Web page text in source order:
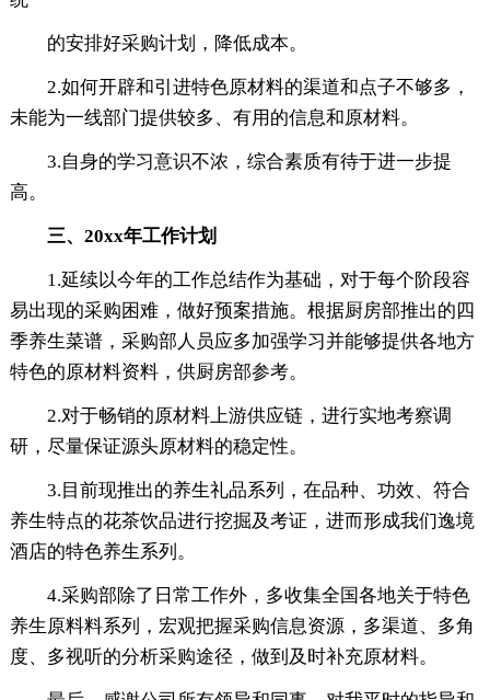
的安排好采购计划，降低成本。
2.如何开辟和引进特色原材料的渠道和点子不够多，
未能为一线部门提供较多、有用的信息和原材料。
3.自身的学习意识不浓，综合素质有待于进一步提
高。
三、20xx年工作计划
1.延续以今年的工作总结作为基础，对于每个阶段容
易出现的采购困难，做好预案措施。根据厨房部推出的四
季养生菜谱，采购部人员应多加强学习并能够提供各地方
特色的原材料资料，供厨房部参考。
2.对于畅销的原材料上游供应链，进行实地考察调
研，尽量保证源头原材料的稳定性。
3.目前现推出的养生礼品系列，在品种、功效、符合
养生特点的花茶饮品进行挖掘及考证，进而形成我们逸境
酒店的特色养生系列。
4.采购部除了日常工作外，多收集全国各地关于特色
养生原料料系列，宏观把握采购信息资源，多渠道、多角
度、多视听的分析采购途径，做到及时补充原材料。